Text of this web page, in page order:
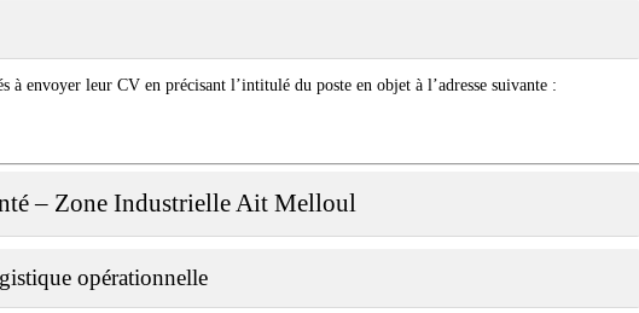
à envoyer leur CV en précisant l’intitulé du poste en objet à l’adresse suivante :
– Zone Industrielle Ait Melloul
opérationnelle